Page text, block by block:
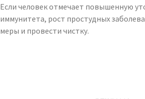
Если человек отмечает повышенную
иммунитета, рост простудных
меры и провести чистку.